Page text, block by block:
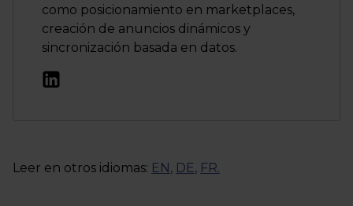
como posicionamiento en marketplaces,
creación de anuncios dinámicos y
sincronización basada en datos.
Leer en otros idiomas: EN , DE, FR.